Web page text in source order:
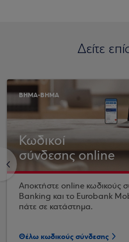
Δείτε
<
ΒΗΜΑ-ΒΗΜΑ
Κωδικοί
σύνδεσης online
Αποκτήστε online κωδικούς
Banking και το Eurobank
πάτε σε κατάστημα.
Θέλω κωδικούς σύνδεσης